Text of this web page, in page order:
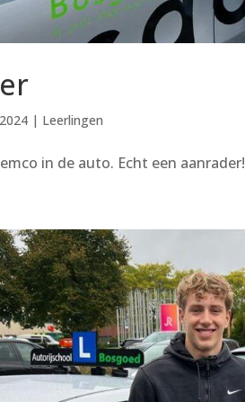
| Leerlingen
in de auto. Echt een aanrader!